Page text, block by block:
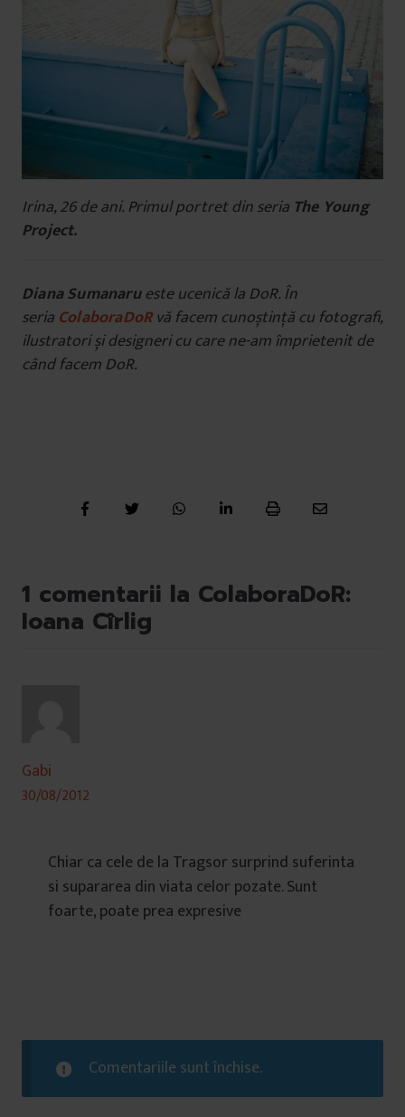
Irina, 26 de ani. Primul portret din seria The Young
Project.
Diana Sumanarueste ucenică la DoR. În
seria ColaboraDoRvă facem cunoștință cu fotografi,
ilustratori și designeri cu care ne-am împrietenit de
când facem DoR.
1 comentarii la ColaboraDoR:
Ioana Cîrlig
Gabi
30/08/2012
Chiar ca cele de la Tragsor surprind suferinta
si supararea din viata celor pozate. Sunt
foarte, poate prea expresive
Comentariile sunt închise.